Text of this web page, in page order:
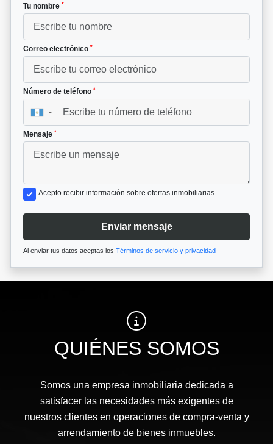
Tu nombre *
Correo electrónico *
Número de teléfono *
▼
Mensaje *
Acepto recibir información sobre ofertas inmobiliarias
Enviar mensaje
Al enviar tus datos aceptas los Términos de servicio y privacidad
QUIÉNES SOMOS
Somos una empresa inmobiliaria dedicada a
satisfacer las necesidades más exigentes de
nuestros clientes en operaciones de compra-venta y
arrendamiento de bienes inmuebles.